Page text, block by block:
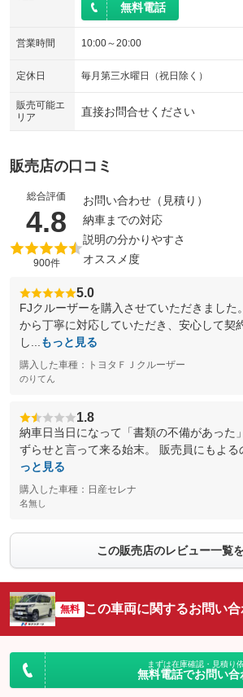
無料電話
営業時間 10:00～20:00
定休日 毎月第三水曜日（祝日除く）
販売可能エ
リア
直接お問合せください
販売店の口コミ
総合評価
4.8 （5点満点中）
900件
お問い合わせ（見積り）
納車までの対応
説明の分かりやすさ
オススメ度
5.0
FJクルーザーを購入させていただきました
から丁寧に対応していただき、安心して契
し...
もっと見る
購入した車種：トヨタＦＪクルーザー
のりてん
1.8
納車日当日になって「書類の不備があった
ずらせと言って来る始末。 販売員にもよる
っと見る
購入した車種：日産セレナ
名無し
この販売店のレビュー一覧
無料 この車両に関するお問い
まずは在庫確認・見積り
無料電話でお問い合